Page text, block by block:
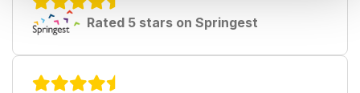
Rated 5 stars on Springest